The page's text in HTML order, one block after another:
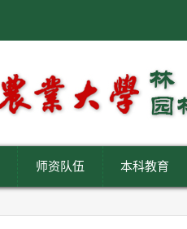
师资队伍 本科教育